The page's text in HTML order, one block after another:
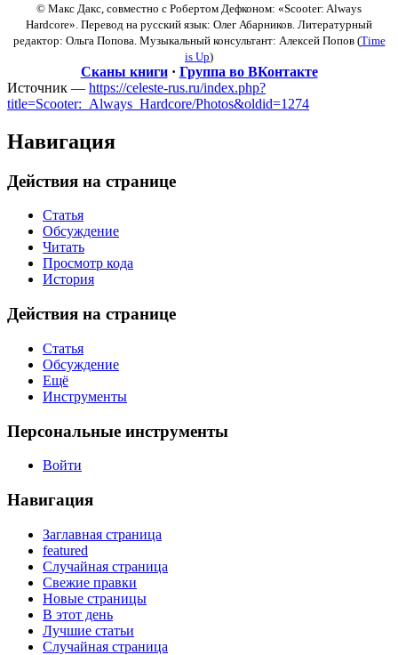
© Макс Дакс, совместно с Робертом Дефконом: «Scooter: Always
Hardcore». Перевод на русский язык: Олег Абарников. Литературный
редактор: Ольга Попова. Музыкальный консультант: Алексей Попов (Time
is Up)
Сканы книги· Группа во ВКонтакте
Источник — https://celeste-rus.ru/index.php?
title=Scooter:_Always_Hardcore/Photos&oldid=1274
Навигация
Действия на странице
Статья
Обсуждение
Читать
Просмотр кода
История
Действия на странице
Статья
Обсуждение
Ещё
Инструменты
Персональные инструменты
Войти
Навигация
Заглавная страница
featured
Случайная страница
Свежие правки
Новые страницы
В этот день
Лучшие статьи
Случайная страница